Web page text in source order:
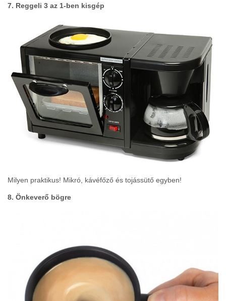
7. Reggeli 3 az 1-ben kisgép
Milyen praktikus! Mikró, kávéfőző és tojássütő egyben!
8. Önkeverő bögre